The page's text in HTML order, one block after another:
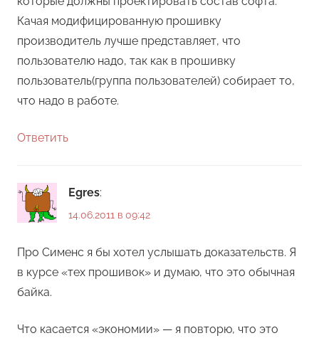
Качая модифицированную прошивку
производитель лучше представляет, что
пользователю надо, так как в прошивку
пользователь(группа пользователей) собирает то,
что надо в работе.
Ответить
Egres:
14.06.2011 в 09:42
Про Сименс я бы хотел услышать доказательств. Я
в курсе «тех прошивок» и думаю, что это обычная
байка.
Что касается «экономии» — я повторю, что это